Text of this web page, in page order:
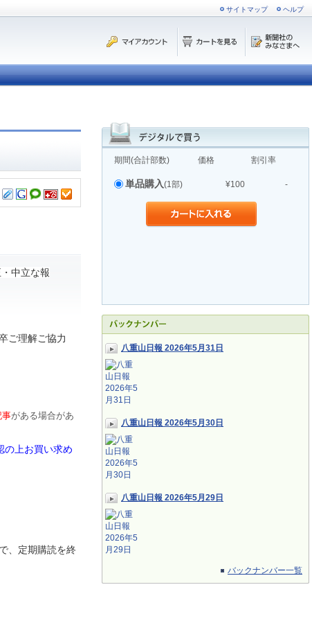
サイトマップ ヘルプ
期間(合計部数) 価格 割引率
単品購入(1部) ¥100 -
八重山日報 2026年5月31日
八重山日報 2026年5月30日
八重山日報 2026年5月29日
バックナンバー一覧
中立な報
ご理解ご協力
事がある場合があ
の上お買い求め
、定期購読を終